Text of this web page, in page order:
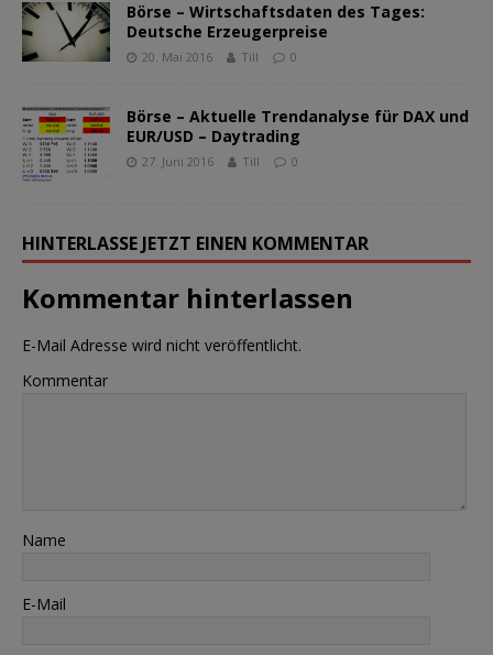
Börse – Wirtschaftsdaten des Tages:
Deutsche Erzeugerpreise
20. Mai 2016 Till 0
Börse – Aktuelle Trendanalyse für DAX und
EUR/USD – Daytrading
27. Juni 2016 Till 0
HINTERLASSE JETZT EINEN KOMMENTAR
Kommentar hinterlassen
E-Mail Adresse wird nicht veröffentlicht.
Kommentar
Name
E-Mail